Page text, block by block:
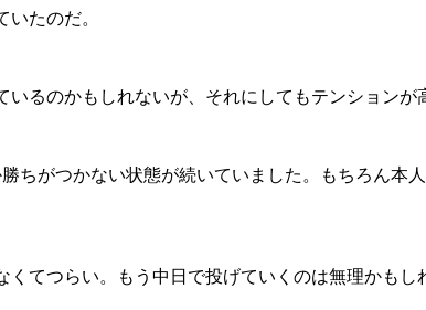
たのだ。
るのかもしれないが、それにしてもテンション
ちがつかない状態が続いていました。もちろん
てつらい。もう中日で投げていくのは無理かも